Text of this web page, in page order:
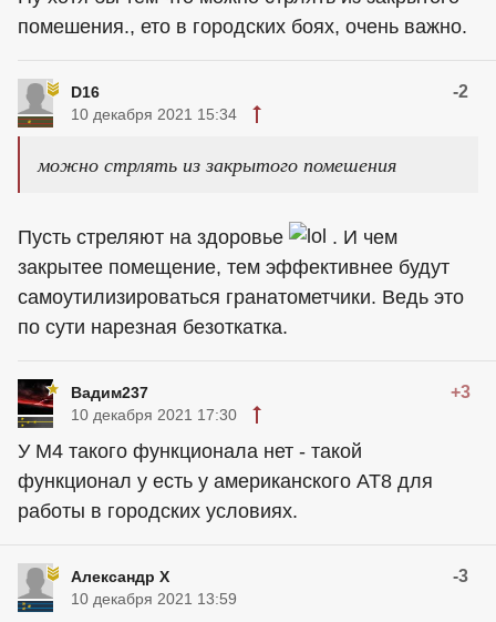
помешения., ето в городских боях, очень важно.
D16 -2
10 декабря 2021 15:34
можно стрлять из закрытого помешения
Пусть стреляют на здоровье
. И чем
закрытее помещение, тем эффективнее будут
самоутилизироваться гранатометчики. Ведь это
по сути нарезная безоткатка.
Вадим237 +3
10 декабря 2021 17:30
У M4 такого функционала нет - такой
функционал у есть у американского AT8 для
работы в городских условиях.
Александр Х -3
10 декабря 2021 13:59